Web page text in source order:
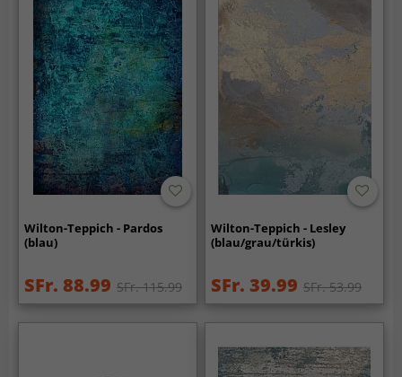
Wilton-Teppich - Pardos
(blau)
SFr. 88.99 SFr. 115.99
Wilton-Teppich - Lesley
(blau/grau/türkis)
SFr. 39.99 SFr. 53.99